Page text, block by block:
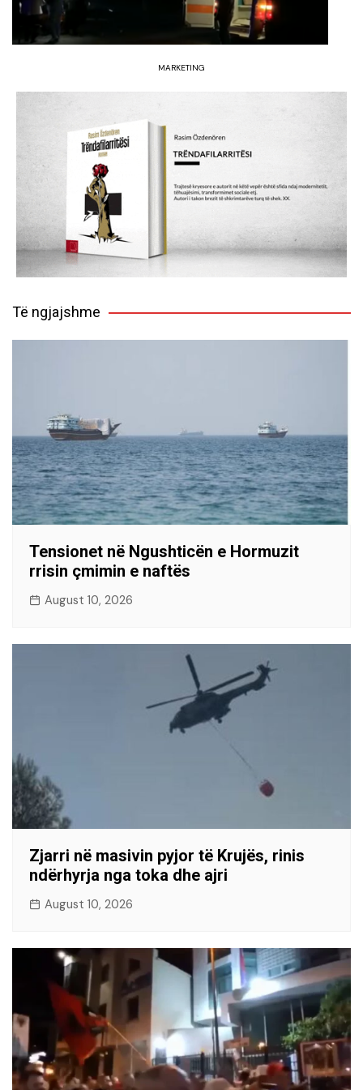
MARKETING
Të ngjajshme
Tensionet në Ngushticën e Hormuzit
rrisin çmimin e naftës
August 10, 2026
Zjarri në masivin pyjor të Krujës, rinis
ndërhyrja nga toka dhe ajri
August 10, 2026